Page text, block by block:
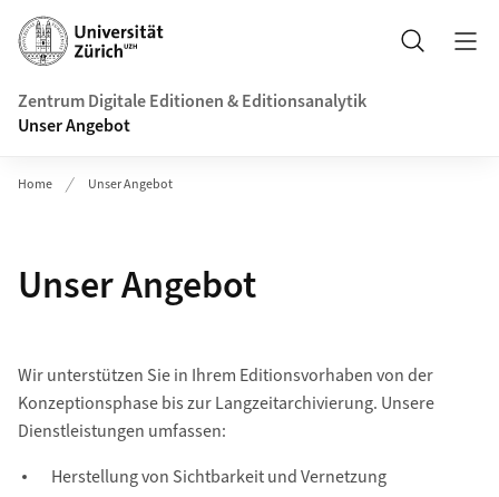
Header
Suche
Zentrum Digitale Editionen & Editionsanalytik
Unser Angebot
Home Unser Angebot
Unser Angebot
Wir unterstützen Sie in Ihrem Editionsvorhaben von der
Konzeptionsphase bis zur Langzeitarchivierung. Unsere
Dienstleistungen umfassen:
Herstellung von Sichtbarkeit und Vernetzung